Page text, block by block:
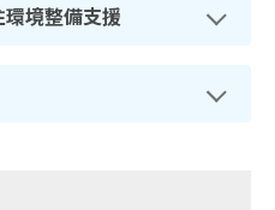
境整備支援